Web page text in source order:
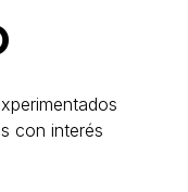
con interés